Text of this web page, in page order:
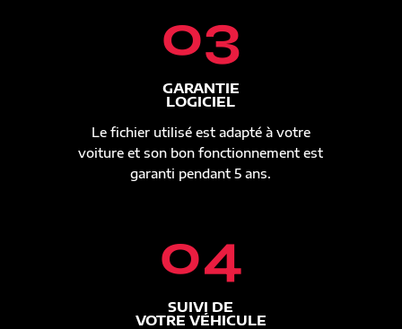
03
GARANTIE
LOGICIEL
Le fichier utilisé est adapté à votre
voiture et son bon fonctionnement est
garanti pendant 5 ans.
04
SUIVI DE
VOTRE VÉHICULE